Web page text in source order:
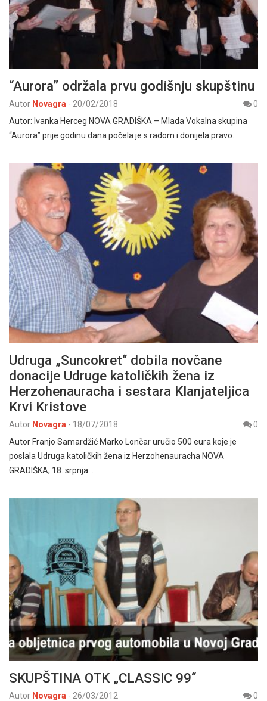
“Aurora” održala prvu godišnju skupštinu
Autor Novagra - 20/02/2018
0
Autor: Ivanka Herceg NOVA GRADIŠKA – Mlada Vokalna skupina
“Aurora” prije godinu dana počela je s radom i donijela pravo…
Udruga „Suncokret“ dobila novčane
donacije Udruge katoličkih žena iz
Herzohenauracha i sestara Klanjateljica
Krvi Kristove
Autor Novagra - 18/07/2018
0
Autor Franjo Samardžić Marko Lončar uručio 500 eura koje je
poslala Udruga katoličkih žena iz Herzohenauracha NOVA
GRADIŠKA, 18. srpnja…
SKUPŠTINA OTK „CLASSIC 99“
Autor Novagra - 26/03/2012
0